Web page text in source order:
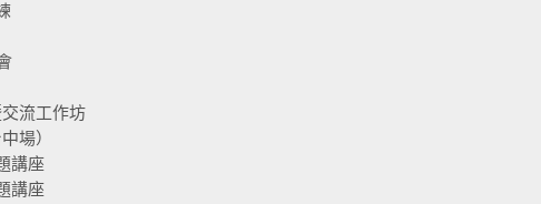
流工作坊
場）
講座
講座